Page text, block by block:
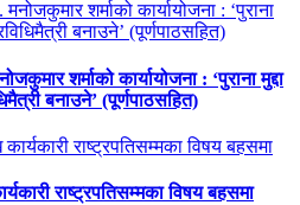
शर्माको कार्यायोजना : ‘पुराना मुद्दा
बनाउने’ (पूर्णपाठसहित)
राष्ट्रपतिसम्मका विषय बहसमा